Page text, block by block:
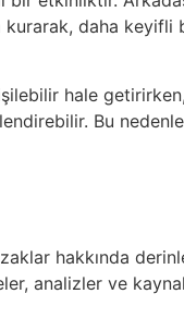
daha keyifli
hale
Bu
hakkında
analizler ve